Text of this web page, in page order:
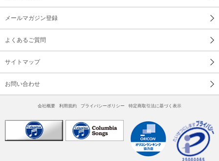
メールマガジン登録
よくあるご質問
サイトマップ
お問い合わせ
会社概要 利用規約 プライバシーポリシー 特定商取引法に基づく表示